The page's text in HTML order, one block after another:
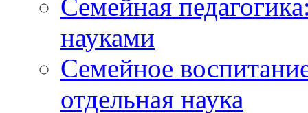
Семейная
науками
Семейное
отдельная наука